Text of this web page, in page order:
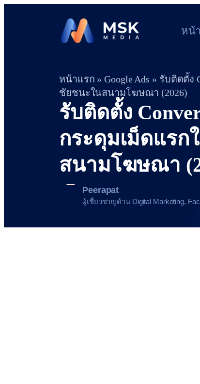
หน้
หน้าแรก »Google Ads » รับติดตั้ง
ชัยชนะในสนามโฆษณา (2026)
รับติดตั้ง
กระดุมเม็ดแรก
สนามโฆษณา
Peerapat
ผู้เชี่ยวชาญด้าน Digital Marketing,